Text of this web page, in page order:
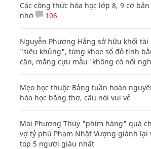
Các công thức hóa học lớp 8, 9 cơ bản
nhớ
106
Nguyễn Phương Hằng sở hữu khối tài
"siêu khủng", từng khoe sổ đỏ tính
cân, mắng cựu mẫu 'không có nổi
Mẹo học thuộc Bảng tuần hoàn
hóa học bằng thơ, câu nói vui vẻ
Mai Phương Thúy "phím hàng" quá
vợ tỷ phú Phạm Nhật Vượng giành lại
top 5 người giàu nhất